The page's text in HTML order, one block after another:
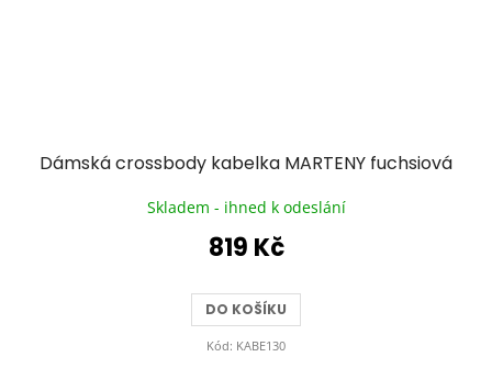
Dámská crossbody kabelka MARTENY fuchsiová
Skladem - ihned k odeslání
819 Kč
DO KOŠÍKU
Kód: KABE130